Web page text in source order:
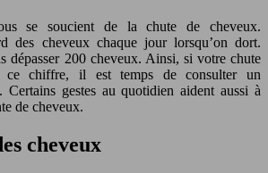
se soucient de la chute de cheveux.
des cheveux chaque jour lorsqu’on dort.
dépasser 200 cheveux. Ainsi, si votre chute
ce chiffre, il est temps de consulter un
Certains gestes au quotidien aident aussi à
de cheveux.
cheveux